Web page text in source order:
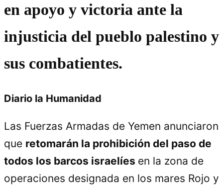
en apoyo y victoria ante la
injusticia del pueblo palestino y
sus combatientes.
Diario la Humanidad
Las Fuerzas Armadas de Yemen anunciaron
que retomarán la prohibición del paso de
todos los barcos israelíes en la zona de
operaciones designada en los mares Rojo y